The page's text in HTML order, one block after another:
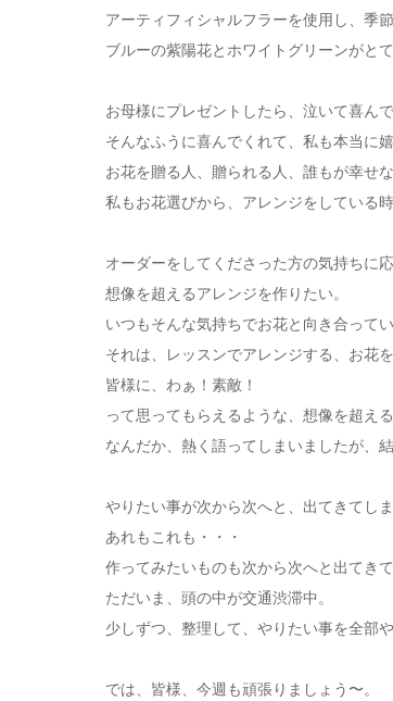
アーティフィシャルフラーを使用し、季
ブルーの紫陽花とホワイトグリーンがと
お母様にプレゼントしたら、泣いて喜ん
そんなふうに喜んでくれて、私も本当に嬉
お花を贈る人、贈られる人、誰もが幸せ
私もお花選びから、アレンジをしている
オーダーをしてくださった方の気持ちに応
想像を超えるアレンジを作りたい。
いつもそんな気持ちでお花と向き合ってい
それは、レッスンでアレンジする、お花
皆様に、わぁ！素敵！
って思ってもらえるような、想像を超え
なんだか、熱く語ってしまいましたが、
やりたい事が次から次へと、出てきてしま
あれもこれも・・・
作ってみたいものも次から次へと出てきて
ただいま、頭の中が交通渋滞中。
少しずつ、整理して、やりたい事を全部
では、皆様、今週も頑張りましょう〜。